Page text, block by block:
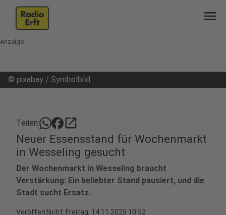
menu
Anzeige
© pixabay / Symbolbild
Teilen: open_in_new
Neuer Essensstand für Wochenmarkt
in Wesseling gesucht
Der Wochenmarkt in Wesseling braucht
Verstärkung: Ein beliebter Stand pausiert, und die
Stadt sucht Ersatz.
Veröffentlicht: Freitag, 14.11.2025 10:52